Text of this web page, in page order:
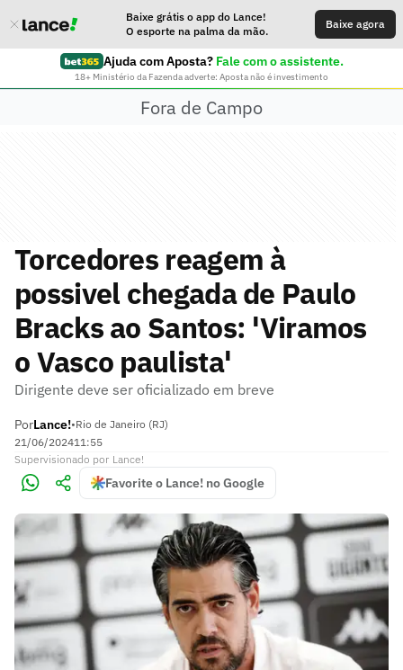
Baixe grátis o app do Lance!
O esporte na palma da mão.
Baixe agora
Ajuda com Aposta? Fale com o assistente.
18+ Ministério da Fazenda adverte: Aposta não é investimento
Fora de Campo
Torcedores reagem à
possivel chegada de Paulo
Bracks ao Santos: 'Viramos
o Vasco paulista'
Dirigente deve ser oficializado em breve
PorLance!•Rio de Janeiro (RJ)
21/06/202411:55
Supervisionado por Lance!
Favorite o Lance! no Google